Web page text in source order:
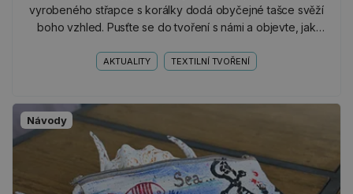
vyrobeného střapce s korálky dodá obyčejné tašce svěží
boho vzhled. Pusťte se do tvoření s námi a objevte, jak
celé…
AKTUALITY TEXTILNÍ TVOŘENÍ
Návody